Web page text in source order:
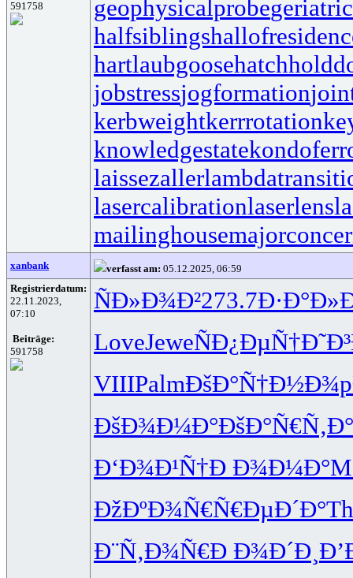
591758 geophysicalprobe
halfsiblings
hartlaubgoose
jobstressjogformation
kerbweightkerrrotation
knowledgestate
laissezaller
lasercalibrationlaserlens
mailinghouse
xanbank verfasst am: 05.12.2025, 06:59
Registrierdatum:
22.11.2023,
07:10
Beiträge:
591758
ÑÐ»Ð¾Ð²273.7
LoveJeweÑÐ¿ÐµÑ†
VIIIPalmÐšÐ°Ñ†Ð½
ÐšÐ¾Ð¼Ð°ÐšÐ°Ñ€Ñ‚
Ð‘Ð¾Ð¹Ñ†Ð Ð¾Ð¼Ð°
ÐžÐºÐ¾Ñ€Ñ€ÐµÐ´Ð°
Ð¨Ñ‚Ð¾Ñ€Ð Ð¾Ð´Ð¸